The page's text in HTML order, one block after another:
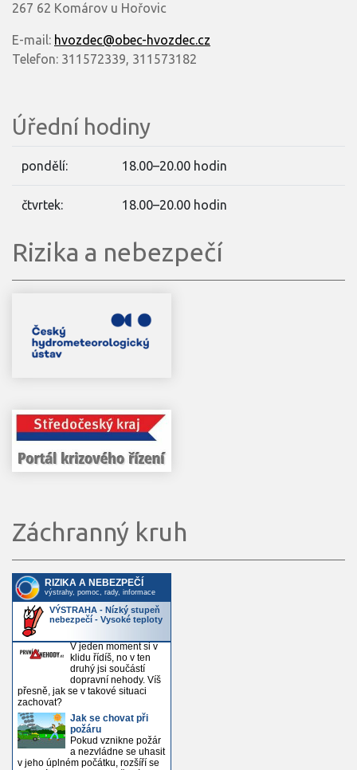
267 62 Komárov u Hořovic
E-mail: hvozdec@obec-hvozdec.cz
Telefon: 311572339, 311573182
Úřední hodiny
pondělí: 18.00–20.00 hodin
čtvrtek: 18.00–20.00 hodin
Rizika a nebezpečí
Záchranný kruh